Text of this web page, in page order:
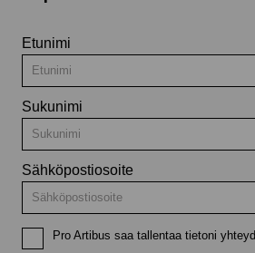
Etunimi
Sukunimi
Sähköpostiosoite
Pro Artibus saa tallentaa tietoni